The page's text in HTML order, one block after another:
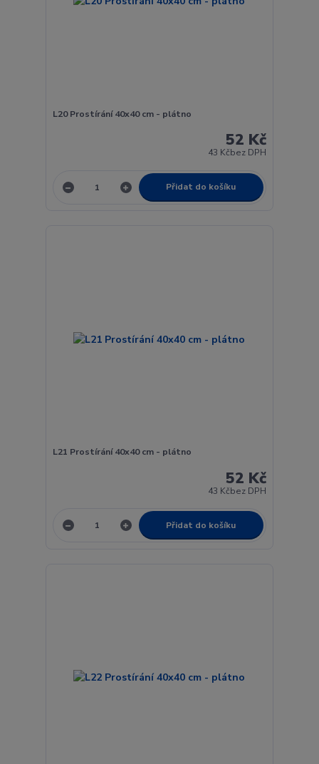
L20 Prostírání 40x40 cm - plátno
52 Kč
43 Kčbez DPH
Přidat do košíku
L21 Prostírání 40x40 cm - plátno
52 Kč
43 Kčbez DPH
Přidat do košíku